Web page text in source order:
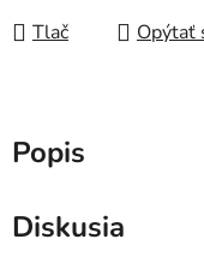
Tlač Opýtať
Popis
Diskusia